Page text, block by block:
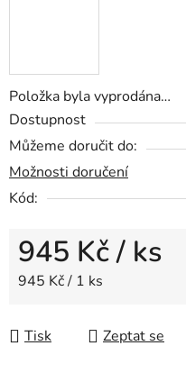
Položka byla vyprodána…
Dostupnost
Můžeme doručit do:
Možnosti doručení
Kód:
945 Kč/ ks
Měrná cena:
945 Kč / 1 ks
Tisk Zeptat se